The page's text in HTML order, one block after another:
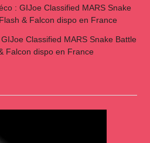
: GIJoe Classified MARS Snake
& Falcon dispo en France
Classified MARS Snake Battle
Falcon dispo en France